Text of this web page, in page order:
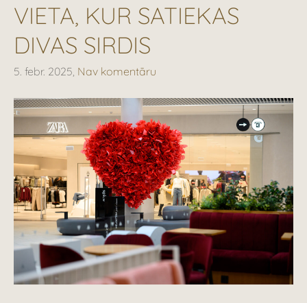
VIETA, KUR SATIEKAS
DIVAS SIRDIS
5. febr. 2025, Nav komentāru